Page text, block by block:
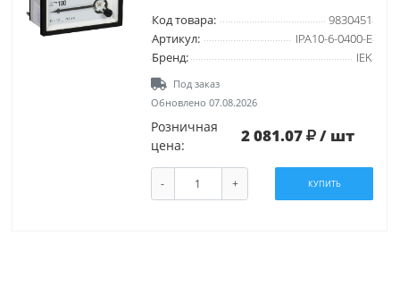
Код товара:
9830451
Артикул:
IPA10-6-0400-E
Бренд:
IEK
Под заказ
Обновлено 07.08.2026
Розничная
цена:
2 081.07 / шт
- + КУПИТЬ